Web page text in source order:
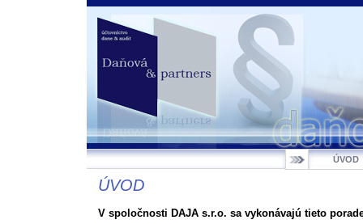
ÚVOD
ÚVOD
V spoločnosti DAJA s.r.o. sa vykonávajú tieto